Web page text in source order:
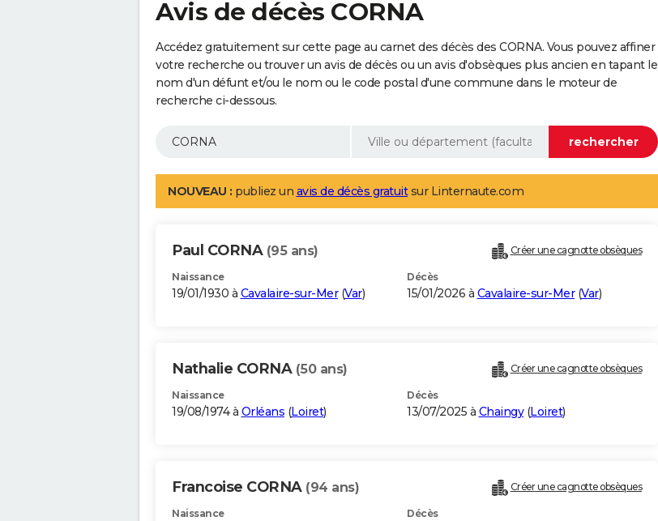
Avis de décès CORNA
Accédez gratuitement sur cette page au carnet des décès des CORNA. Vous pouvez affiner
votre recherche ou trouver un avis de décès ou un avis d'obsèques plus ancien en tapant le
nom d'un défunt et/ou le nom ou le code postal d'une commune dans le moteur de
recherche ci-dessous.
NOUVEAU : publiez un avis de décès gratuitsur Linternaute.com
Paul CORNA (95 ans) Créer une cagnotte obsèques
Naissance
19/01/1930 à Cavalaire-sur-Mer(Var)
Décès
15/01/2026 à Cavalaire-sur-Mer(Var)
Nathalie CORNA (50 ans) Créer une cagnotte obsèques
Naissance
19/08/1974 à Orléans (Loiret)
Décès
13/07/2025 à Chaingy(Loiret)
Francoise CORNA (94 ans) Créer une cagnotte obsèques
Naissance Décès